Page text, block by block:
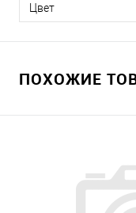
Цвет
ПОХОЖИЕ